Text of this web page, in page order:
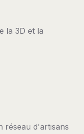
la 3D et la
réseau d'artisans